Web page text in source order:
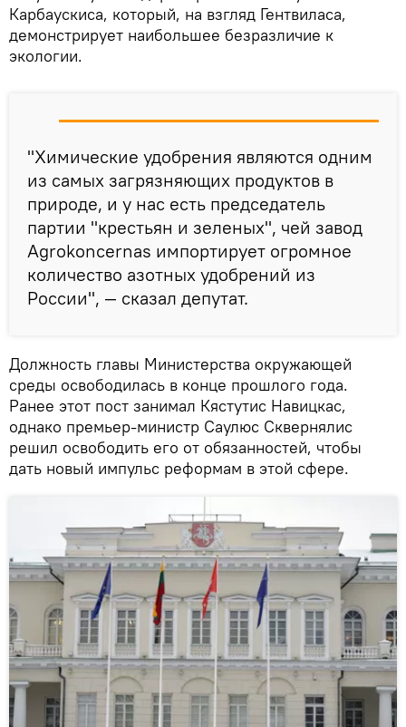
Карбаускиса, который, на взгляд Гентвиласа,
демонстрирует наибольшее безразличие к
экологии.
"Химические удобрения являются одним
из самых загрязняющих продуктов в
природе, и у нас есть председатель
партии "крестьян и зеленых", чей завод
Agrokoncernas импортирует огромное
количество азотных удобрений из
России", — сказал депутат.
Должность главы Министерства окружающей
среды освободилась в конце прошлого года.
Ранее этот пост занимал Кястутис Навицкас,
однако премьер-министр Саулюс Сквернялис
решил освободить его от обязанностей, чтобы
дать новый импульс реформам в этой сфере.